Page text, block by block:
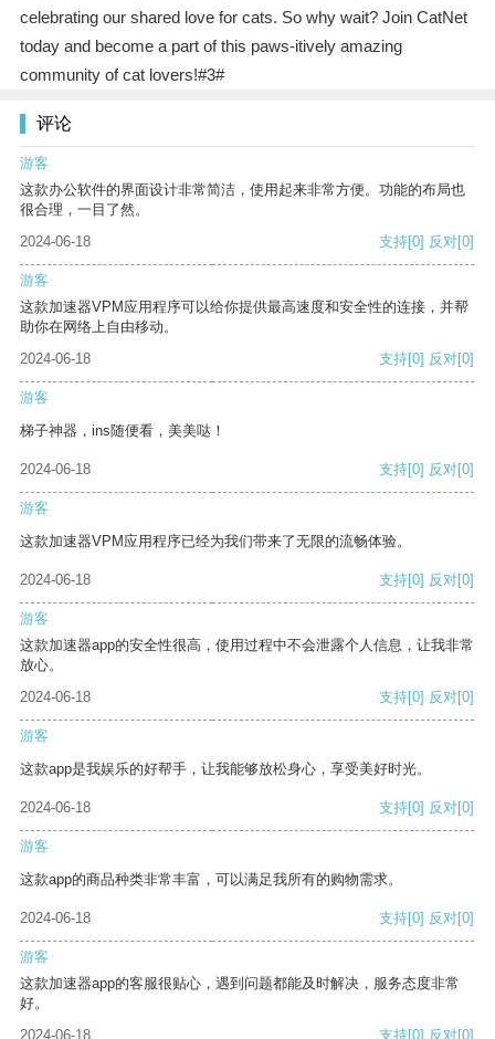
celebrating our shared love for cats. So why wait? Join CatNet
today and become a part of this paws-itively amazing
community of cat lovers!#3#
评论
游客
这款办公软件的界面设计非常简洁，使用起来非常方便。功能的布局也
很合理，一目了然。
2024-06-18
支持[0] 反对[0]
游客
这款加速器VPM应用程序可以给你提供最高速度和安全性的连接，并帮
助你在网络上自由移动。
2024-06-18
支持[0] 反对[0]
游客
梯子神器，ins随便看，美美哒！
2024-06-18 支持[0] 反对[0]
游客
这款加速器VPM应用程序已经为我们带来了无限的流畅体验。
2024-06-18 支持[0] 反对[0]
游客
这款加速器app的安全性很高，使用过程中不会泄露个人信息，让我非常
放心。
2024-06-18
支持[0] 反对[0]
游客
这款app是我娱乐的好帮手，让我能够放松身心，享受美好时光。
2024-06-18 支持[0] 反对[0]
游客
这款app的商品种类非常丰富，可以满足我所有的购物需求。
2024-06-18 支持[0] 反对[0]
游客
这款加速器app的客服很贴心，遇到问题都能及时解决，服务态度非常
好。
2024-06-18
支持[0] 反对[0]